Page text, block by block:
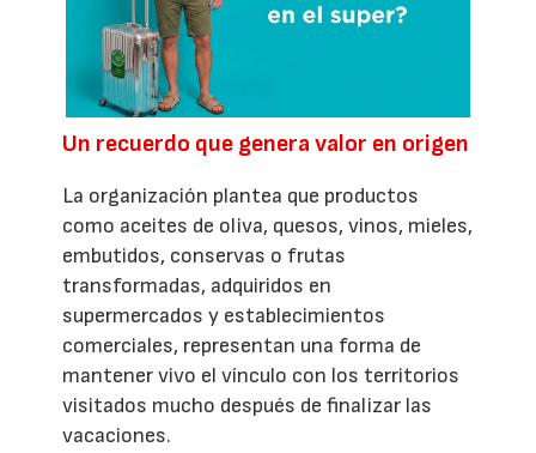
Un recuerdo que genera valor en origen
La organización plantea que productos
como aceites de oliva, quesos, vinos, mieles,
embutidos, conservas o frutas
transformadas, adquiridos en
supermercados y establecimientos
comerciales, representan una forma de
mantener vivo el vínculo con los territorios
visitados mucho después de finalizar las
vacaciones.